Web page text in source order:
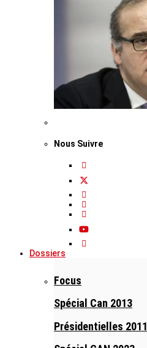
Nous Suivre
Dossiers
Focus
Spécial Can 2013
Présidentielles 2011